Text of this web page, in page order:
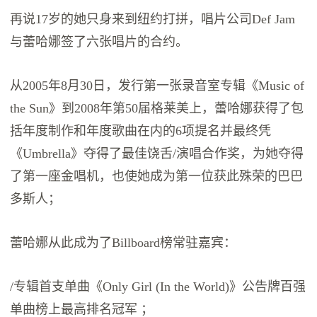
再说17岁的她只身来到纽约打拼，唱片公司Def Jam
与蕾哈娜签了六张唱片的合约。
从2005年8月30日，发行第一张录音室专辑《Music of
the Sun》到2008年第50届格莱美上，蕾哈娜获得了包
括年度制作和年度歌曲在内的6项提名并最终凭
《Umbrella》夺得了最佳饶舌/演唱合作奖，为她夺得
了第一座金唱机，也使她成为第一位获此殊荣的巴巴
多斯人；
蕾哈娜从此成为了Billboard榜常驻嘉宾：
/专辑首支单曲《Only Girl (In the World)》公告牌百强
单曲榜上最高排名冠军 ；